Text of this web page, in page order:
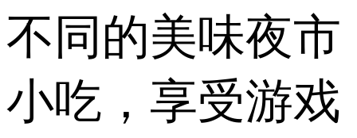
不同的美味夜市
小吃，享受游戏